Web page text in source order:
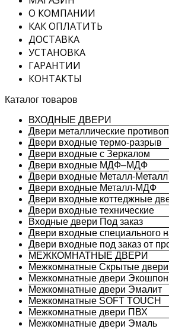
О КОМПАНИИ
КАК ОПЛАТИТЬ
ДОСТАВКА
УСТАНОВКА
ГАРАНТИИ
КОНТАКТЫ
Каталог товаров
ВХОДНЫЕ ДВЕРИ
Двери металлические
Двери входные термо-разрыв
Двери входные с Зеркалом
Двери входные МДФ–МДФ
Двери входные Металл-Металл
Двери входные Металл-МДФ
Двери входные коттеджные
Двери входные технические
Входные двери Под заказ
Двери входные специального
Двери входные под заказ от
МЕЖКОМНАТНЫЕ ДВЕРИ
Межкомнатные Скрытые двери
Межкомнатные двери Экошпон
Межкомнатные двери Эмалит
Межкомнатные SOFT TOUCH
Межкомнатные двери ПВХ
Межкомнатные двери Эмаль